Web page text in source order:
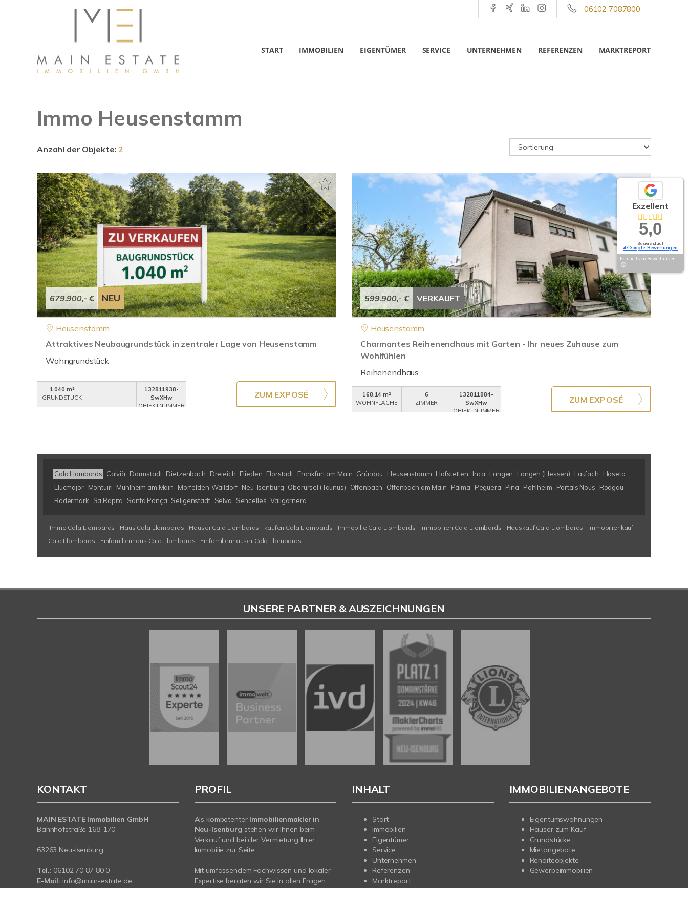
06102 7087800
START IMMOBILIEN EIGENTÜMER SERVICE UNTERNEHMEN REFERENZEN MARKTREPORT
Immo Heusenstamm
Anzahl der Objekte:2
679.900,- € NEU
Heusenstamm
Attraktives Neubaugrundstück in zentraler Lage von Heusenstamm
Wohngrundstück
1.040 m²
GRUNDSTÜCK
132811938-
SwXHw
OBJEKTNUMMER
ZUM EXPOSÉ
599.900,- € VERKAUFT
Heusenstamm
Charmantes Reihenendhaus mit Garten - Ihr neues Zuhause zum
Wohlfühlen
Reihenendhaus
168,14 m²
WOHNFLÄCHE
6
ZIMMER
132811884-
SwXHw
OBJEKTNUMMER
ZUM EXPOSÉ
Cala Llombards Calvià Darmstadt Dietzenbach Dreieich Flieden Florstadt Frankfurt am Main Gründau Heusenstamm Hofstetten Inca Langen Langen (Hessen) Laufach
Lloseta
Llucmajor Montuiri Mühlheim am Main Mörfelden-Walldorf Neu-Isenburg Oberursel (Taunus) Offenbach Offenbach am Main Palma Peguera Pina Pohlheim Portals Nous
Rodgau
Rödermark
Sa Rápita Santa Ponça Seligenstadt Selva Sencelles Vallgornera
Immo Cala Llombards Haus Cala Llombards Häuser Cala Llombards kaufen Cala Llombards Immobilie Cala Llombards Immobilien Cala Llombards Hauskauf Cala Llombards
Immobilienkauf
Cala Llombards
Einfamilienhaus Cala Llombards Einfamilienhäuser Cala Llombards
Exzellent
5,0
Basierend auf
47 Google-Bewertungen
Echtheit von Bewertungen
UNSERE PARTNER & AUSZEICHNUNGEN
KONTAKT
MAIN ESTATE Immobilien GmbH
Bahnhofstraße 168-170
63263 Neu-Isenburg
Tel.: 06102 70 87 80 0
E-Mail: info@main-estate.de
Web: www.main-estate.de
PROFIL
Als kompetenter Immobilienmakler in
Neu-Isenburg stehen wir Ihnen beim
Verkauf und bei der Vermietung Ihrer
Immobilie zur Seite.
Mit umfassendem Fachwissen und lokaler
Expertise beraten wir Sie in allen Fragen
rund um Ihr Haus oder Ihre Wohnung in
INHALT
Start
Immobilien
Eigentümer
Service
Unternehmen
Referenzen
Marktreport
IMMOBILIENANGEBOTE
Eigentumswohnungen
Häuser zum Kauf
Grundstücke
Mietangebote
Renditeobjekte
Gewerbeimmobilien